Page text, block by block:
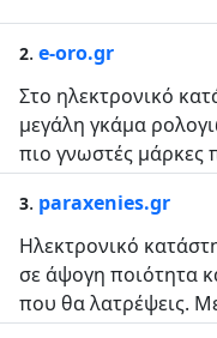
2. e-oro.gr
Στο ηλεκτρονικό
μεγάλη γκάμα
πιο γνωστές
3. paraxenies.gr
Ηλεκτρονικό
σε άψογη ποιότητα
που θα λατρέψεις.